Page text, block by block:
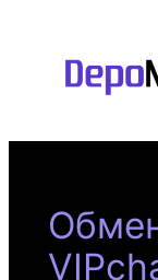
содержимому